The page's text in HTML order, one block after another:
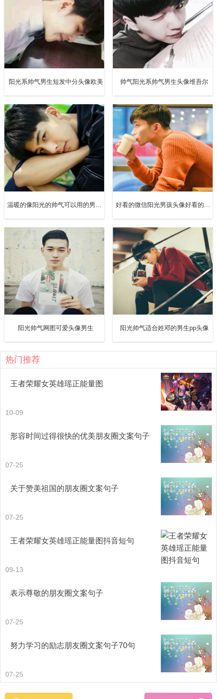
八、人活着，其实就是一种心态，你若觉得快乐，幸福无处
不在;你为自己悲鸣，世界必将灰暗。
九、你不必光芒万丈，也不必有什么特殊的意义，你只需要
十、买得起自己喜欢的东西，去得了自己想去的地方，不会
因为身边人的来或走损失生活的质量，反而会因为花自己的
钱，来得更有底气一些，这就是应该努力的原因。
十一、请把努力当成一种习惯，而不是三分钟热度。每一个
你羡慕的收获，都是努力用心拼来的。相信人生不会亏待
你，你吃的苦，你受的累，你掉进的坑，你走错的路，都会
练就独一无二成熟坚强感恩的你。
十二、无论你今天怎么用力，明天的落叶还是会飘下来，世
上有很多事是无法提前的，活在当下，正向提升。
十三、认定了的路，再痛也不要皱一下眉头，你要知道，再
怎么难走都是你自己选的，你没有资格喊疼。
十四、你可以一辈子不登山，但你心中一定要有座山。它使
你总往高处爬，它使你总有个奋斗的方向，它使你任何一刻
十五、千万不要对任何事感到后悔，因为它曾经一度就是你
想要的。后悔没用，要么忘记，要么努力。
阳光系帅气男生短发中分头像欧美 帅气阳光系帅气男生头像维吾尔
温暖的像阳光的帅气可以用的男生头像 好看的微信阳光男孩头像好看的男生正面头像真人
阳光帅气网图可爱头像男生 阳光帅气适合姓邓的男生pp头像
热门推荐
王者荣耀女英雄瑶正能量图
10-09
形容时间过得很快的优美朋友圈文案句子
07-25
关于赞美祖国的朋友圈文案句子
07-25
王者荣耀女英雄瑶正能量图抖音短句
09-13
表示尊敬的朋友圈文案句子
07-25
努力学习的励志朋友圈文案句子70句
07-25